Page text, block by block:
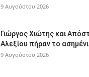
9 Αυγούστου 2026
Γιώργος Χιώτης και
Αλεξίου πήραν το
9 Αυγούστου 2026